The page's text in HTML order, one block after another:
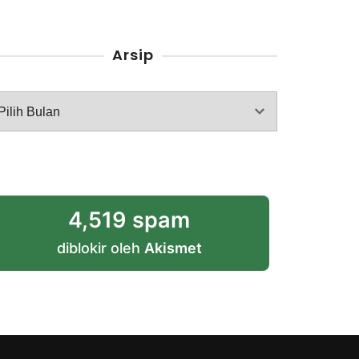
Arsip
4,519 spam
diblokir oleh Akismet